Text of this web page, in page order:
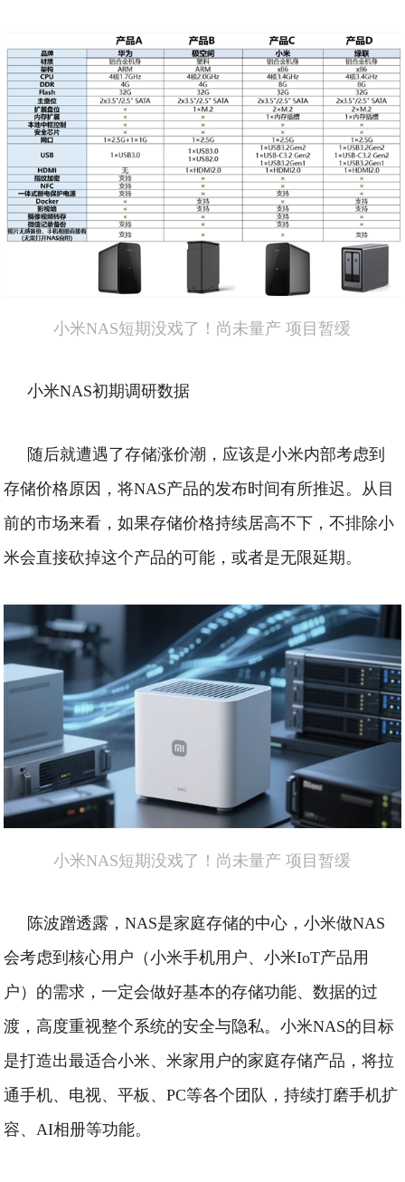
小米NAS短期没戏了！尚未量产 项目暂缓
小米NAS初期调研数据
随后就遭遇了存储涨价潮，应该是小米内部考虑到
存储价格原因，将NAS产品的发布时间有所推迟。 从目
前的市场来看，如果存储价格持续居高不下，不排除小
米会直接砍掉这个产品的可能，或者是无限延期。
小米NAS短期没戏了！尚未量产 项目暂缓
陈波蹭透露，NAS是家庭存储的中心，小米做NAS
会考虑到核心用户（小米手机用户、小米IoT产品用
户）的需求，一定会做好基本的存储功能、数据的过
渡，高度重视整个系统的安全与隐私。小米NAS的目标
是打造出最适合小米、米家用户的家庭存储产品，将拉
通手机、电视、平板、PC等各个团队，持续打磨手机扩
容、AI相册等功能。